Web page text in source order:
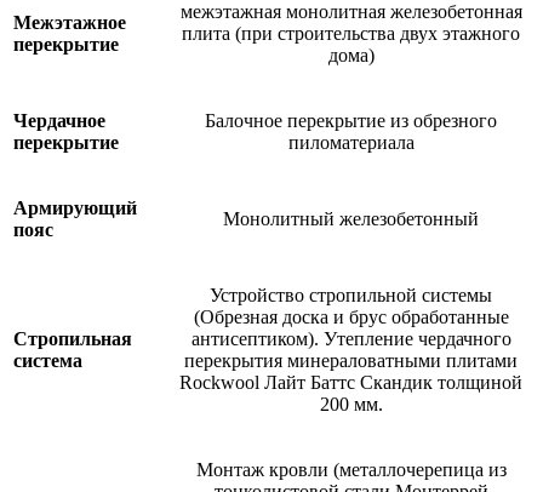
Межэтажное
перекрытие
межэтажная монолитная железобетонная
плита (при строительства двух этажного
дома)
Чердачное
перекрытие
Балочное перекрытие из обрезного
пиломатериала
Армирующий
пояс
Монолитный железобетонный
Стропильная
система
Устройство стропильной системы
(Обрезная доска и брус обработанные
антисептиком). Утепление чердачного
перекрытия минераловатными плитами
Rockwool Лайт Баттс Скандик толщиной
200 мм.
Монтаж кровли (металлочерепица из